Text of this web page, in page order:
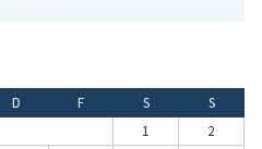
D F S
S
1
2